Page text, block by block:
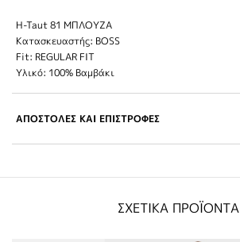
H-Taut 81 ΜΠΛΟΥΖΑ
Κατασκευαστής: BOSS
Fit: REGULAR FIT
Υλικό: 100% Βαμβάκι
ΑΠΟΣΤΟΛΕΣ ΚΑΙ ΕΠΙΣΤΡΟΦΕΣ
ΣΧΕΤΙΚΑ ΠΡΟΪΟΝΤΑ